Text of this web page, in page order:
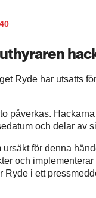
Ryde har utsatts
påverkas.
och delar av
ursäkt för denna
och
Ryde i ett